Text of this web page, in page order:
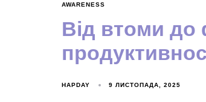
AWARENESS
Від втоми до
HAPDAY 9 ЛИСТОПАДА, 2025